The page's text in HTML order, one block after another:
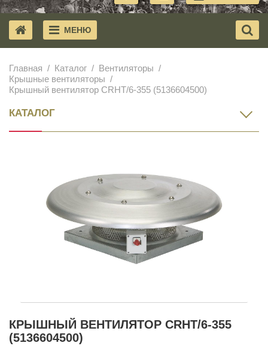
МЕНЮ
Главная Каталог
Вентиляторы
Крышные вентиляторы
Крышный вентилятор CRHT/6-355 (5136604500)
КАТАЛОГ
КРЫШНЫЙ ВЕНТИЛЯТОР CRHT/6-355
(5136604500)